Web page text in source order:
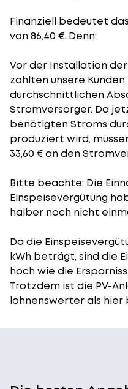
Finanziell bedeutet
von 86,40 €. Denn:
Vor der Installation
zahlten unsere
durchschnittlichen
Stromversorger. Da
benötigten Stroms
produziert wird,
33,60 € an den
Bitte beachte: Die
Einspeisevergütung
halber noch nicht
Da die
kWh beträgt, sind die
hoch wie die
Trotzdem ist die PV-
lohnenswerter als hier